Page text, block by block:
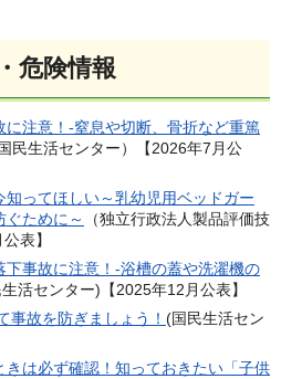
危険情報
注意！-窒息や切断、骨折など重篤
国民生活センター）【2026年7月公
ってほしい～乳幼児用ベッドガー
ぐために～
（独立行政法人製品評価技
表】
下事故に注意！-浴槽の蓋や洗濯機の
活センター)【2025年12月公表】
事故を防ぎましょう！ (国民生活セン
は必ず確認！知っておきたい「子供